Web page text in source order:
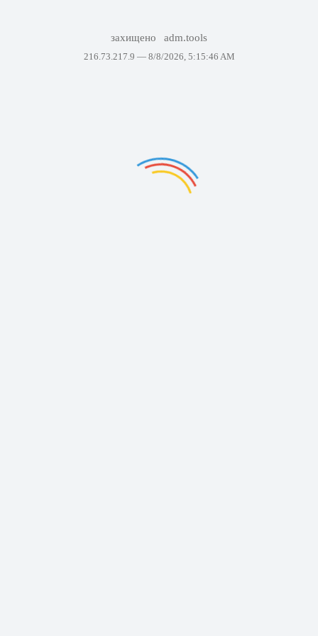
захищено adm.tools
216.73.217.9 — 8/8/2026, 5:15:46 AM